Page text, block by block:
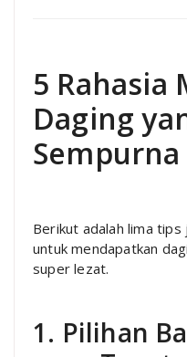
5 Rahasia
Daging
Sempurna
Berikut adalah lima
untuk mendapatkan
super lezat.
1. Pilihan